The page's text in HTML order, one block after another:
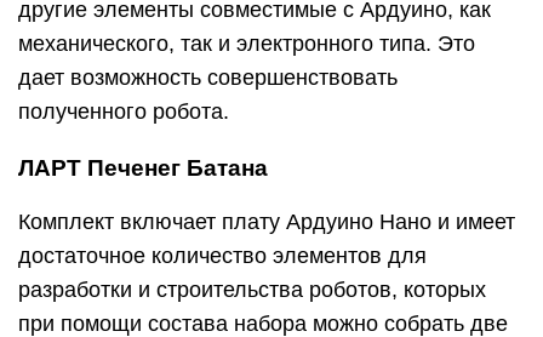
другие элементы совместимые с Ардуино, как
механического, так и электронного типа. Это
дает возможность совершенствовать
полученного робота.
ЛАРТ Печенег Батана
Комплект включает плату Ардуино Нано и имеет
достаточное количество элементов для
разработки и строительства роботов, которых
при помощи состава набора можно собрать две